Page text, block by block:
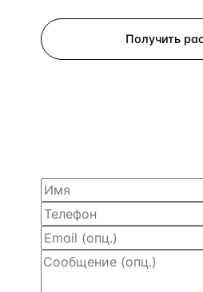
Получить